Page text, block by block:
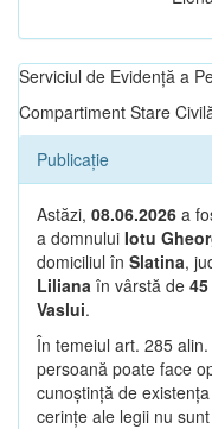
Serviciul de Evidență a
Compartiment Stare
Publicație
Astăzi, 08.06.2026 a
a domnului Iotu
domiciliul în Slatina,
Liliana în vârstă de 45
Vaslui.
În temeiul art. 285
persoană poate face
cunoștință de
cerințe ale legii nu